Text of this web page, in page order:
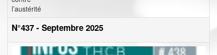
l’austérité
N°437 - Septembre 2025